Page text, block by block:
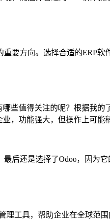
要方向。选择合适的ERP
些值得关注的呢？根据我
，功能强大，但操作上可能
后还是选择了Odoo，因为
理工具，帮助企业在全球